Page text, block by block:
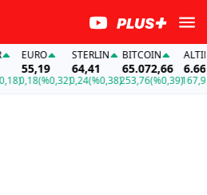
EURO
55,19
0,18(%0,32)
STERLIN
64,41
0,24(%0,38)
BITCOIN
65.072,66
253,76(%0,39)
ALTIN
167,96